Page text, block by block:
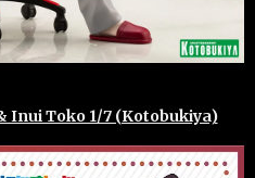
Inui Toko 1/7 (Kotobukiya)